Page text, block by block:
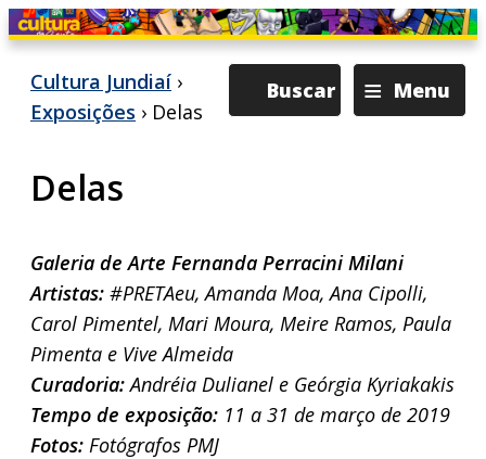
≡ Menu
Buscar
Cultura Jundiaí ›
Exposições › Delas
Delas
Galeria de Arte Fernanda Perracini Milani
Artistas: #PRETAeu, Amanda Moa, Ana Cipolli,
Carol Pimentel, Mari Moura, Meire Ramos, Paula
Pimenta e Vive Almeida
Curadoria:Andréia Dulianel e Geórgia Kyriakakis
Tempo de exposição: 11 a 31 de março de 2019
Fotos: Fotógrafos PMJ